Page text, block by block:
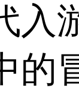
入
的